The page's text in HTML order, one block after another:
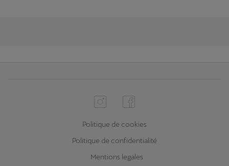
Politique de cookies
Politique de confidentialité
Mentions legales